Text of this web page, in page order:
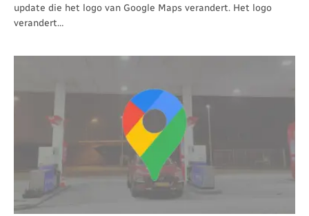
update die het logo van Google Maps verandert. Het logo
verandert…